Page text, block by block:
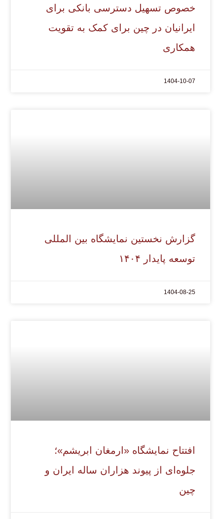
خصوص تسهیل دسترسی بانکی برای
ایرانیان در چین برای کمک به تقویت
همکاری
1404-10-07
گزارش نخستین نمایشگاه بین المللی
توسعه پایدار ۱۴۰۴
1404-08-25
افتتاح نمایشگاه «ارمغان ابریشم»؛
جلوه‌ای از پیوند هزاران ساله ایران و
چین